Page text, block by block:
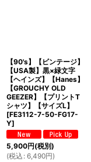
【90's】【ビンテージ】
【USA製】黒×緑文字
【ヘインズ】【Hanes】
【GROUCHY OLD
GEEZER】【プリントT
シャツ】【サイズL】
[FE3112-7-50-FG17-
Y]
5,900円(税別)
(税込 : 6,490円)